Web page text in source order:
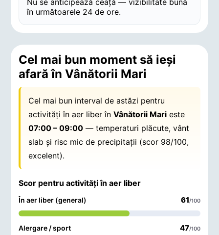
în următoarele 24 de ore.
Cel mai bun moment să ieși
afară în Vânătorii Mari
Cel mai bun interval de astăzi pentru
activități în aer liber înVânătorii Mari este
07:00 – 09:00 — temperaturi plăcute, vânt
slab și risc mic de precipitații (scor 98/100,
excelent).
Scor pentru activități în aer liber
În aer liber (general) 61/100
Alergare / sport 47/100